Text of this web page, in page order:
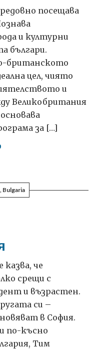
посещава
и културни
българи.
британското
цел, чиято
и
Великобритания
за […]
Bulgaria
казва, че
срещи с
и възрастен.
си –
в София.
по-късно
Тим